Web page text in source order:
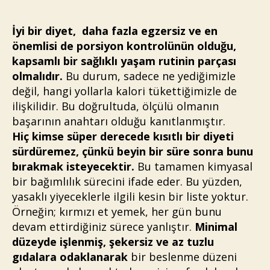
İyi bir diyet, daha fazla egzersiz ve en
önemlisi de porsiyon kontrolünün olduğu,
kapsamlı bir sağlıklı yaşam rutinin parçası
olmalıdır. Bu durum, sadece ne yediğimizle
değil, hangi yollarla kalori tükettiğimizle de
ilişkilidir. Bu doğrultuda, ölçülü olmanın
başarının anahtarı olduğu kanıtlanmıştır.
Hiç kimse süper derecede kısıtlı bir diyeti
sürdüremez, çünkü beyin bir süre sonra bunu
bırakmak isteyecektir. Bu tamamen kimyasal
bir bağımlılık sürecini ifade eder. Bu yüzden,
yasaklı yiyeceklerle ilgili kesin bir liste yoktur.
Örneğin; kırmızı et yemek, her gün bunu
devam ettirdiğiniz sürece yanlıştır. Minimal
düzeyde işlenmiş, şekersiz ve az tuzlu
gıdalara odaklanarak bir beslenme düzeni